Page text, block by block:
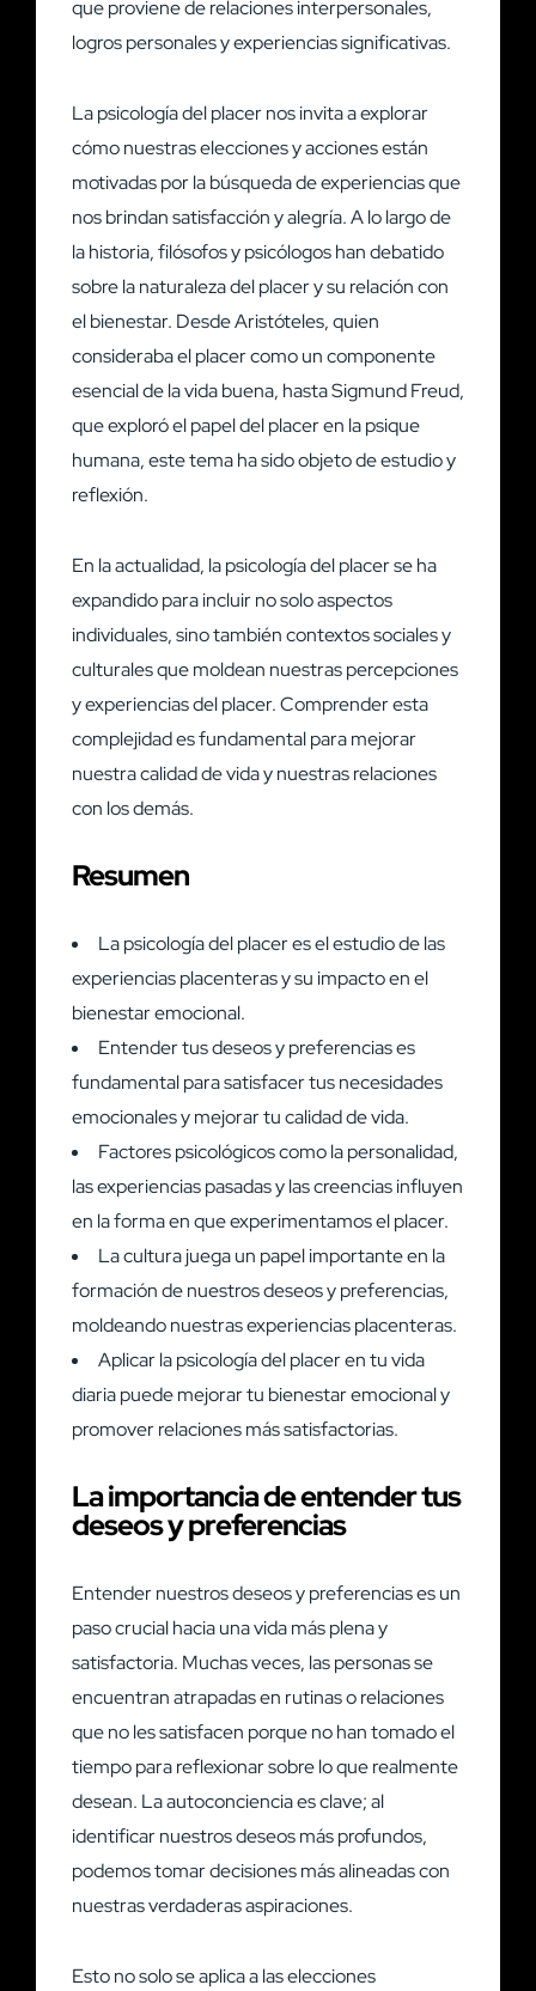
que proviene de relaciones interpersonales,
logros personales y experiencias significativas.
La psicología del placer nos invita a explorar
cómo nuestras elecciones y acciones están
motivadas por la búsqueda de experiencias que
nos brindan satisfacción y alegría. A lo largo de
la historia, filósofos y psicólogos han debatido
sobre la naturaleza del placer y su relación con
el bienestar. Desde Aristóteles, quien
consideraba el placer como un componente
esencial de la vida buena, hasta Sigmund Freud,
que exploró el papel del placer en la psique
humana, este tema ha sido objeto de estudio y
reflexión.
En la actualidad, la psicología del placer se ha
expandido para incluir no solo aspectos
individuales, sino también contextos sociales y
culturales que moldean nuestras percepciones
y experiencias del placer. Comprender esta
complejidad es fundamental para mejorar
nuestra calidad de vida y nuestras relaciones
con los demás.
Resumen
La psicología del placer es el estudio de las
experiencias placenteras y su impacto en el
bienestar emocional.
Entender tus deseos y preferencias es
fundamental para satisfacer tus necesidades
emocionales y mejorar tu calidad de vida.
Factores psicológicos como la personalidad,
las experiencias pasadas y las creencias influyen
en la forma en que experimentamos el placer.
La cultura juega un papel importante en la
formación de nuestros deseos y preferencias,
moldeando nuestras experiencias placenteras.
Aplicar la psicología del placer en tu vida
diaria puede mejorar tu bienestar emocional y
promover relaciones más satisfactorias.
La importancia de entender tus
deseos y preferencias
Entender nuestros deseos y preferencias es un
paso crucial hacia una vida más plena y
satisfactoria. Muchas veces, las personas se
encuentran atrapadas en rutinas o relaciones
que no les satisfacen porque no han tomado el
tiempo para reflexionar sobre lo que realmente
desean. La autoconciencia es clave; al
identificar nuestros deseos más profundos,
podemos tomar decisiones más alineadas con
nuestras verdaderas aspiraciones.
Esto no solo se aplica a las elecciones